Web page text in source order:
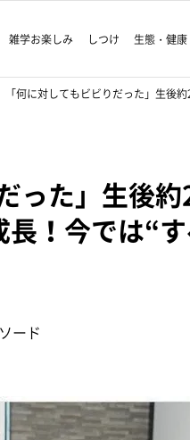
雑学お楽しみ しつけ 生態・健康
「何に対してもビビりだった」生後
った」生後
！今では“
ード